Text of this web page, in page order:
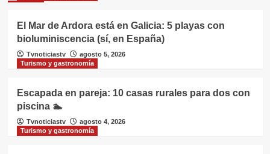
El Mar de Ardora está en Galicia: 5 playas con
bioluminiscencia (sí, en España)
Tvnoticiastv
agosto 5, 2026
Turismo y gastronomía
Escapada en pareja: 10 casas rurales para dos con
piscina 🏊
Tvnoticiastv
agosto 4, 2026
Turismo y gastronomía